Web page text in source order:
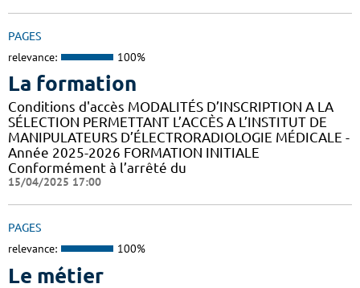
PAGES
relevance: 100%
La formation
Conditions d'accès MODALITÉS D’INSCRIPTION A LA
SÉLECTION PERMETTANT L’ACCÈS A L’INSTITUT DE
MANIPULATEURS D’ÉLECTRORADIOLOGIE MÉDICALE -
Année 2025-2026 FORMATION INITIALE
Conformément à l’arrêté du
15/04/2025 17:00
PAGES
relevance: 100%
Le métier